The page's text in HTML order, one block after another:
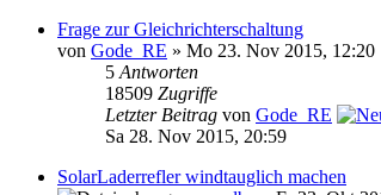
Frage zur Gleichrichterschaltung
von Gode_RE » Mo 23. Nov 2015, 12:20
5 Antworten
18509 Zugriffe
Letzter Beitrag von Gode_RE
Sa 28. Nov 2015, 20:59
SolarLaderrefler windtauglich machen